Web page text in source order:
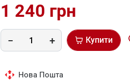
1 240 грн
Купити
Нова Пошта